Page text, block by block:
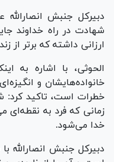
دبیرکل جنبش
شهادت در راه خداوند
ارزانی داشته که برتر از
الحوثی، با اشاره به
خانواده‌هایشان و
خطرات است، تاکید کرد:
زمانی که فرد به نقطه‌ای
خدا می‌شود.
دبیرکل جنبش انصارالله